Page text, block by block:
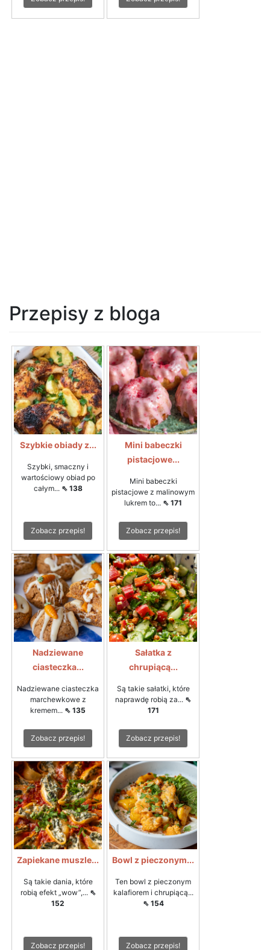
Przepisy z bloga
Szybkie obiady z...
Szybki, smaczny i
wartościowy obiad po
całym... ⇖ 138
Zobacz przepis!
Mini babeczki
pistacjowe...
Mini babeczki
pistacjowe z malinowym
lukrem to... ⇖ 171
Zobacz przepis!
Nadziewane
ciasteczka...
Nadziewane ciasteczka
marchewkowe z
kremem... ⇖ 135
Zobacz przepis!
Sałatka z
chrupiącą...
Są takie sałatki, które
naprawdę robią za... ⇖
171
Zobacz przepis!
Zapiekane muszle...
Są takie dania, które
robią efekt „wow”,... ⇖
152
Zobacz przepis!
Bowl z pieczonym...
Ten bowl z pieczonym
kalafiorem i chrupiącą...
⇖ 154
Zobacz przepis!